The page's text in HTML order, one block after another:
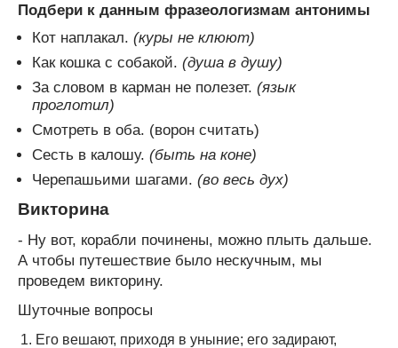
Подбери к данным фразеологизмам антонимы
Кот наплакал. (куры не клюют)
Как кошка с собакой. (душа в душу)
За словом в карман не полезет. (язык
проглотил)
Смотреть в оба. (ворон считать)
Сесть в калошу. (быть на коне)
Черепашьими шагами. (во весь дух)
Викторина
- Ну вот, корабли починены, можно плыть дальше.
А чтобы путешествие было нескучным, мы
проведем викторину.
Шуточные вопросы
Его вешают, приходя в уныние; его задирают,